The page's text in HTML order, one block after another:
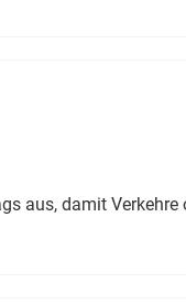
aus, damit Verkehre